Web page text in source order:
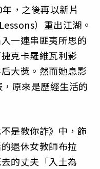
，之後再以新片
）重出江湖。
一連串匪夷所思的
克卡羅維瓦利影
大獎。然而她息影
原來是歷經生活的
是教你詐》中，飾
退休女教師布拉
的丈夫「入土為